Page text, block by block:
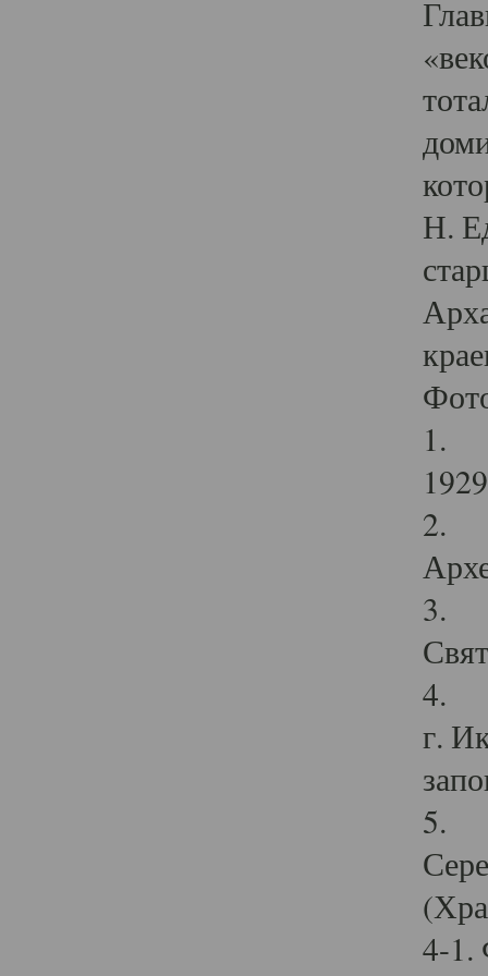
Н.
1.
2.
3.
4.
г.
5.
4-1.